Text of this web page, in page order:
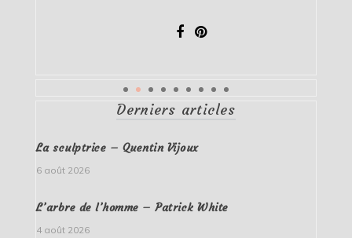
Derniers articles
La sculptrice – Quentin Vijoux
6 août 2026
L’arbre de l’homme – Patrick White
4 août 2026